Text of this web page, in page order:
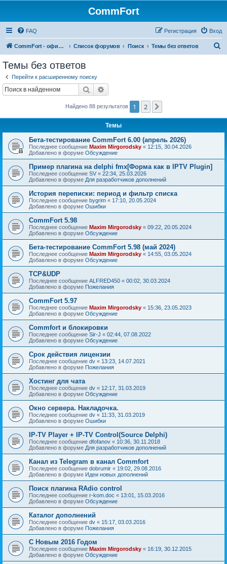
CommFort
FAQ Вход
Регистрация
CommFort - официальный сайт Список форумов Поиск Темы без ответов
Темы без ответов
Перейти к расширенному поиску
Поиск
Найдено 88 результатов 1 2
Темы
Бета-тестирование CommFort 6.00 (апрель 2026)
Последнее сообщение Maxim Mirgorodsky « 12:15, 30.04.2026
Добавлено в форуме Обсуждение
Пример плагина на delphi fmx[Форма как в IPTV Plugin]
Последнее сообщение SV « 22:34, 25.03.2026
Добавлено в форуме Для разработчиков дополнений
История переписки: период и фильтр списка
Последнее сообщение bygrim « 17:10, 20.05.2024
Добавлено в форуме Ошибки
CommFort 5.98
Последнее сообщение Maxim Mirgorodsky « 09:22, 20.05.2024
Добавлено в форуме Обсуждение
Бета-тестирование CommFort 5.98 (май 2024)
Последнее сообщение Maxim Mirgorodsky « 14:55, 03.05.2024
Добавлено в форуме Обсуждение
TCP&UDP
Последнее сообщение ALFRED450 « 00:02, 30.03.2024
Добавлено в форуме Пожелания
CommFort 5.97
Последнее сообщение Maxim Mirgorodsky « 15:36, 23.05.2023
Добавлено в форуме Обсуждение
Сommfort и блокировки
Последнее сообщение Sir-J « 02:44, 07.08.2022
Добавлено в форуме Обсуждение
Срок действия лицензии
Последнее сообщение dv « 13:23, 14.07.2021
Добавлено в форуме Пожелания
Хостинг для чата
Последнее сообщение dv « 12:17, 31.03.2019
Добавлено в форуме Обсуждение
Окно сервера. Накладочка.
Последнее сообщение dv « 11:33, 31.03.2019
Добавлено в форуме Ошибки
IP-TV Player + IP-TV Control(Source Delphi)
Последнее сообщение dfofanov « 10:36, 30.11.2018
Добавлено в форуме Для разработчиков дополнений
Канал из Telegram в канал Commfort
Последнее сообщение dobrumir « 19:02, 29.08.2016
Добавлено в форуме Идеи новых дополнений
Поиск плагина RAdio control
Последнее сообщение r-kom.doc « 13:01, 15.03.2016
Добавлено в форуме Обсуждение
Каталог дополнений
Последнее сообщение dv « 15:17, 03.03.2016
Добавлено в форуме Пожелания
С Новым 2016 Годом
Последнее сообщение Maxim Mirgorodsky « 16:19, 30.12.2015
Добавлено в форуме Обсуждение